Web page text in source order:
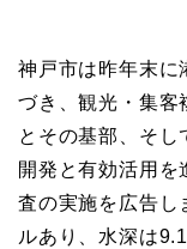
神戸市は昨年末に
づき、観光・集客
とその基部、そ
開発と有効活用を
査の実施を広告し
ルあり、水深は